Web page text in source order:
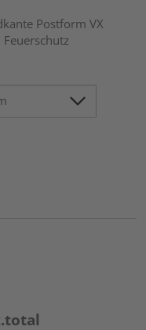
Postform VX